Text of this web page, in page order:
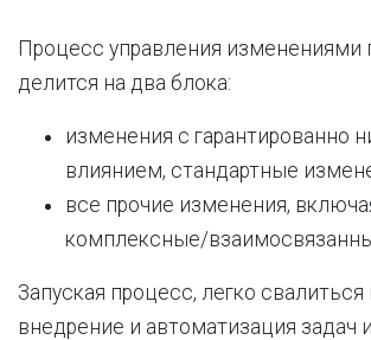
Процесс управления изменениями
делится на два блока:
изменения с гарантированно
влиянием, стандартные
все прочие изменения,
комплексные/
Запуская процесс, легко свалиться
внедрение и автоматизация задач